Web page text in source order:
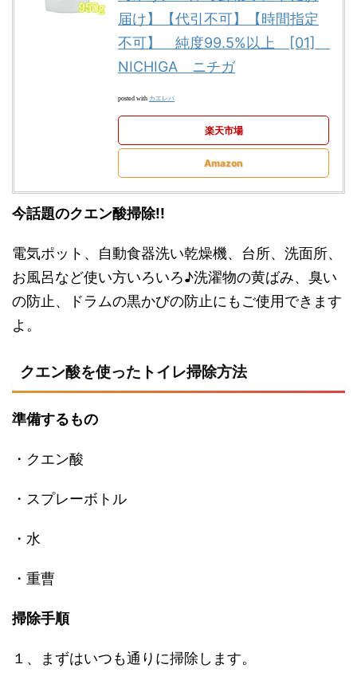
届け】【代引不可】【時間指定
不可】 純度99.5%以上 [01]
NICHIGA ニチガ
posted with カエレバ
楽天市場
Amazon
今話題のクエン酸掃除!!
電気ポット、自動食器洗い乾燥機、台所、洗面所、
お風呂など使い方いろいろ♪洗濯物の黄ばみ、臭い
の防止、ドラムの黒かびの防止にもご使用できます
よ。
クエン酸を使ったトイレ掃除方法
準備するもの
・クエン酸
・スプレーボトル
・水
・重曹
掃除手順
１、まずはいつも通りに掃除します。